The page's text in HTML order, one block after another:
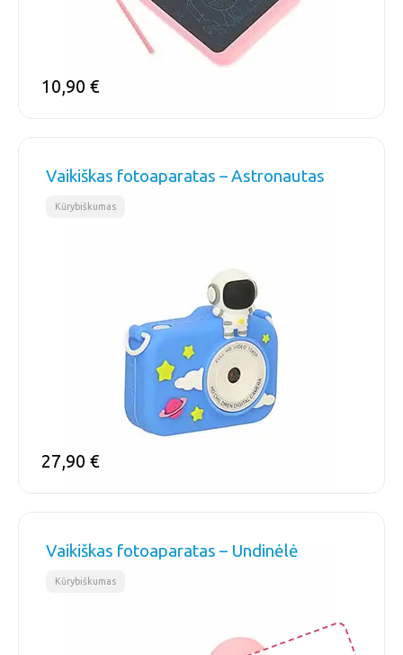
10,90 €
Vaikiškas fotoaparatas – Astronautas
Kūrybiškumas
27,90 €
Vaikiškas fotoaparatas – Undinėlė
Kūrybiškumas